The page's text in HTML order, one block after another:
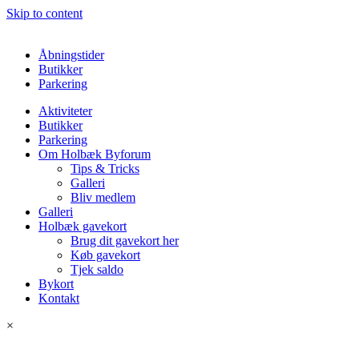
Skip to content
Åbningstider
Butikker
Parkering
Aktiviteter
Butikker
Parkering
Om Holbæk Byforum
Tips & Tricks
Galleri
Bliv medlem
Galleri
Holbæk gavekort
Brug dit gavekort her
Køb gavekort
Tjek saldo
Bykort
Kontakt
×